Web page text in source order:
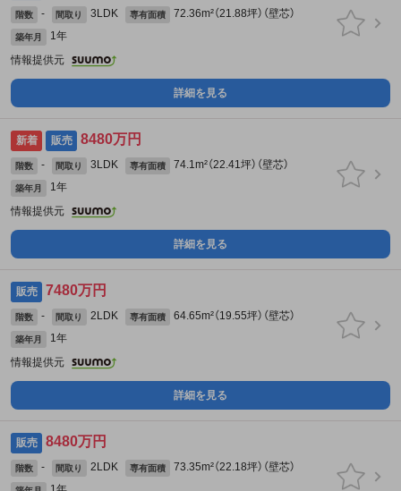
階数 - 間取り 3LDK 専有面積 72.36m²（21.88坪）（壁芯）
築年月
1年
情報提供元
詳細を見る
新着 販売 8480万円
階数 - 間取り 3LDK 専有面積 74.1m²（22.41坪）（壁芯）
築年月
1年
情報提供元
詳細を見る
販売 7480万円
階数 - 間取り 2LDK 専有面積 64.65m²（19.55坪）（壁芯）
築年月
1年
情報提供元
詳細を見る
販売 8480万円
階数 - 間取り 2LDK 専有面積 73.35m²（22.18坪）（壁芯）